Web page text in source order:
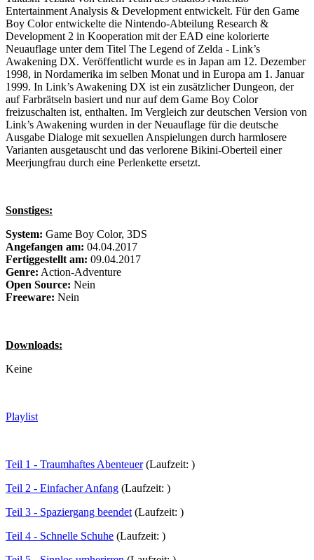
Entertainment Analysis & Development entwickelt. Für den Game
Boy Color entwickelte die Nintendo-Abteilung Research &
Development 2 in Kooperation mit der EAD eine kolorierte
Neuauflage unter dem Titel The Legend of Zelda - Link’s
Awakening DX. Veröffentlicht wurde es in Japan am 12. Dezember
1998, in Nordamerika im selben Monat und in Europa am 1. Januar
1999. In Link’s Awakening DX ist ein zusätzlicher Dungeon, der
auf Farbrätseln basiert und nur auf dem Game Boy Color
freizuschalten ist, enthalten. Im Vergleich zur deutschen Version von
Link’s Awakening wurden in der Neuauflage für die deutsche
Ausgabe Dialoge mit sexuellen Anspielungen durch harmlosere
Varianten ausgetauscht und das verlorene Bikini-Oberteil einer
Meerjungfrau durch eine Perlenkette ersetzt.
Sonstiges:
System: Game Boy Color, 3DS
Angefangen am: 04.04.2017
Fertiggestellt am: 09.04.2017
Genre: Action-Adventure
Open Source: Nein
Freeware: Nein
Downloads:
Keine
Playlist
Teil 1 - Traumhaftes Abenteuer(Laufzeit: )
Teil 2 - Einfacher Anfang (Laufzeit: )
Teil 3 - Spaziergang beendet (Laufzeit: )
Teil 4 - Schnelle Schuhe (Laufzeit: )